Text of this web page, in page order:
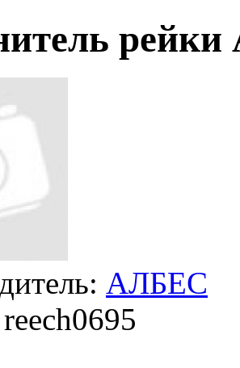
рейки
АЛБЕС
reech0695